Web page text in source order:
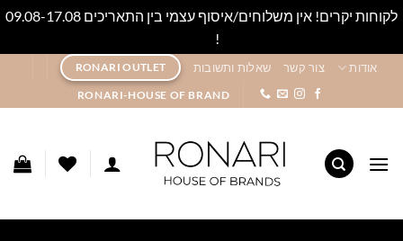
לקוחות יקרים! אין משלוחים/איסוף עצמי בין התאריכים 09.08-17.08
!
content
אודות צור קשר שאלות ותשובות RONARI OUTLET
RONARI-HOUSE OF BRAND